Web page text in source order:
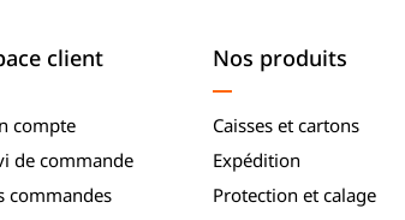
client
compte
de commande
commandes
Nos produits
Caisses et cartons
Expédition
Protection et calage